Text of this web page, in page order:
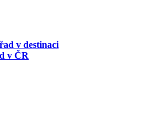
v destinaci
v ČR